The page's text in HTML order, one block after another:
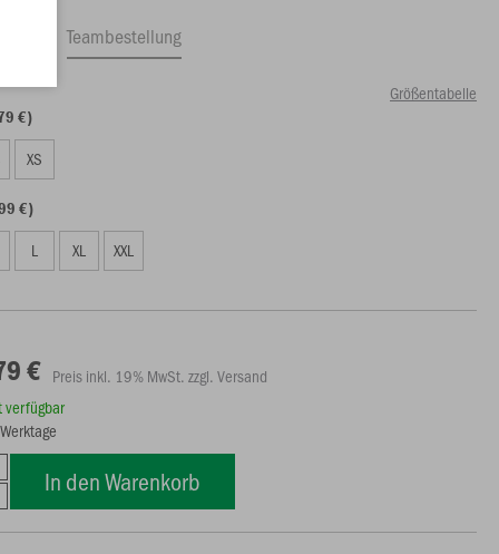
Teambestellung
Größentabelle
€)
XS
€)
L XL XXL
€ Preis inkl. 19% MwSt. zzgl. Versand
verfügbar
In den Warenkorb